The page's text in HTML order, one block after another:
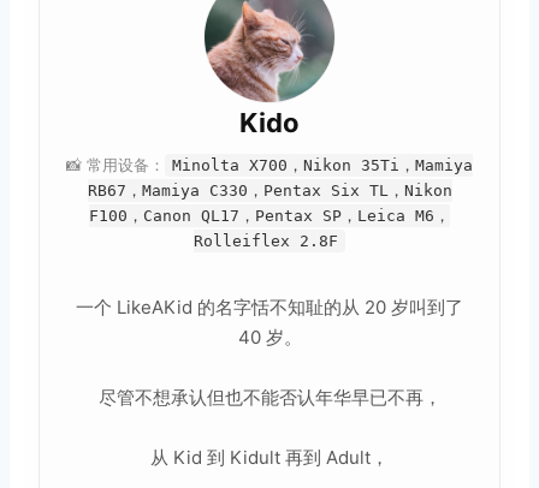
Kido
📸 常用设备：
Minolta X700，Nikon 35Ti，Mamiya
RB67，Mamiya C330，Pentax Six TL，Nikon
F100，Canon QL17，Pentax SP，Leica M6，
Rolleiflex 2.8F
一个 LikeAKid 的名字恬不知耻的从 20 岁叫到了
40 岁。
尽管不想承认但也不能否认年华早已不再，
从 Kid 到 Kidult 再到 Adult，